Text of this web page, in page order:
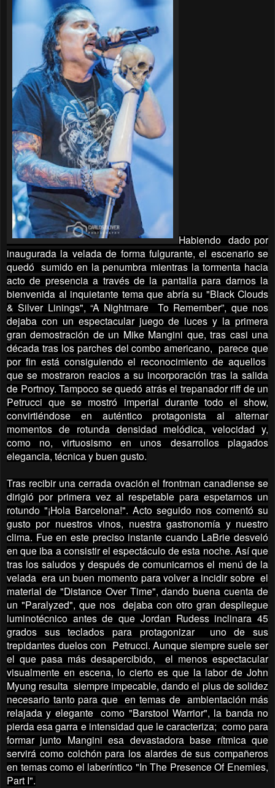
Habiendo dado por
inaugurada la velada de forma fulgurante, el escenario se
quedó sumido en la penumbra mientras la tormenta hacia
acto de presencia a través de la pantalla para darnos la
bienvenida al inquietante tema que abría su "Black Clouds
& Silver Linings", “A Nightmare To Remember”, que nos
dejaba con un espectacular juego de luces y la primera
gran demostración de un Mike Mangini que, tras casi una
década tras los parches del combo americano, parece que
por fin está consiguiendo el reconocimiento de aquellos
que se mostraron reacios a su incorporación tras la salida
de Portnoy. Tampoco se quedó atrás el trepanador riff de un
Petrucci que se mostró imperial durante todo el show,
convirtiéndose en auténtico protagonista al alternar
momentos de rotunda densidad melódica, velocidad y,
como no, virtuosismo en unos desarrollos plagados
elegancia, técnica y buen gusto.
Tras recibir una cerrada ovación el frontman canadiense se
dirigió por primera vez al respetable para espetarnos un
rotundo "¡Hola Barcelona!". Acto seguido nos comentó su
gusto por nuestros vinos, nuestra gastronomía y nuestro
clima. Fue en este preciso instante cuando LaBrie desveló
en que iba a consistir el espectáculo de esta noche. Así que
tras los saludos y después de comunicarnos el menú de la
velada era un buen momento para volver a incidir sobre el
material de "Distance Over Time", dando buena cuenta de
un "Paralyzed", que nos dejaba con otro gran despliegue
luminotécnico antes de que Jordan Rudess inclinara 45
grados sus teclados para protagonizar uno de sus
trepidantes duelos con Petrucci. Aunque siempre suele ser
el que pasa más desapercibido, el menos espectacular
visualmente en escena, lo cierto es que la labor de John
Myung resulta siempre impecable, dando el plus de solidez
necesario tanto para que en temas de ambientación más
relajada y elegante como "Barstool Warrior", la banda no
pierda esa garra e intensidad que le caracteriza; como para
formar junto Mangini esa devastadora base rítmica que
servirá como colchón para los alardes de sus compañeros
en temas como el laberíntico "In The Presence Of Enemies,
Part I".